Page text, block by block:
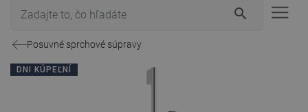
search
Posuvné sprchové súpravy
DNI KÚPEĽNÍ